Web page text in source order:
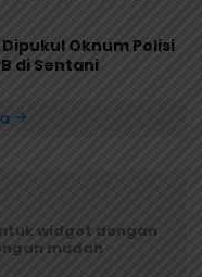
Oknum Polisi
di Sentani
widget dengan
mudah